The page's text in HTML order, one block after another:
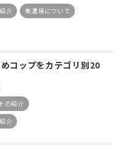
介
美濃焼について
コップをカテゴリ別20
の紹介
介